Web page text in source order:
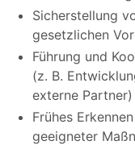
Sicherstellung
gesetzlichen
Führung und
(z. B.
externe Partner)
Frühes
geeigneter